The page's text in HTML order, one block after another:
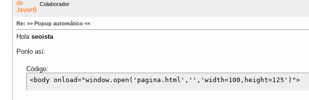
Colaborador
Re: >> Popup automático <<
Hola seoista
Ponlo así:
Código: